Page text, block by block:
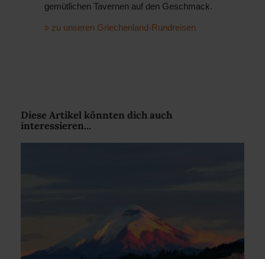
gemütlichen Tavernen auf den Geschmack.
» zu unseren Griechenland-Rundreisen
Diese Artikel könnten dich auch
interessieren...